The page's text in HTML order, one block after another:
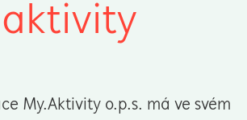
My.Aktivity o.p.s. má ve svém